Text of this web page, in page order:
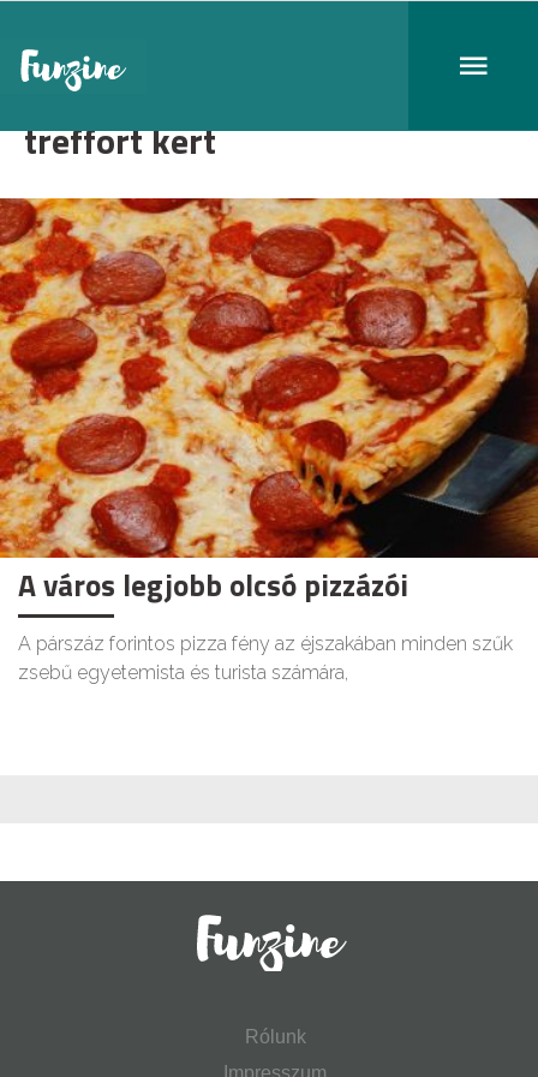
treffort kert
A város legjobb olcsó pizzázói
A párszáz forintos pizza fény az éjszakában minden szűk
zsebű egyetemista és turista számára,
Rólunk
Impresszum